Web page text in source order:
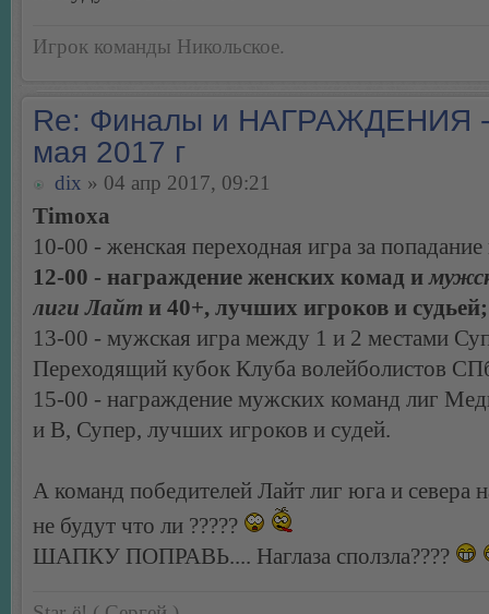
Игрок команды Никольское.
Re: Финалы и НАГРАЖДЕНИЯ
мая 2017 г
dix » 04 апр 2017, 09:21
Timoxa
10-00 - женская переходная игра за
12-00 - награждение женских комад и
лиги Лайт и 40+, лучших игроков и судьей;
13-00 - мужская игра между 1 и 2 местами
Переходящий кубок Клуба волейболистов
15-00 - награждение мужских команд лиг
и В, Супер, лучших игроков и судей.
А команд победителей Лайт лиг юга и севера
не будут что ли ?????
ШАПКУ ПОПРАВЬ.... Наглаза сползла????